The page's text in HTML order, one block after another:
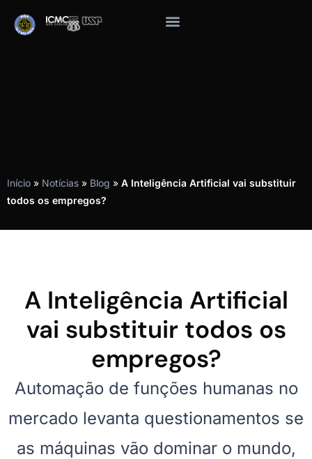
Início » Notícias » Blog » A Inteligência Artificial vai substituir
todos os empregos?
A Inteligência Artificial
vai substituir todos os
empregos?
Automação de funções humanas no
mercado levanta questionamentos se
as máquinas vão dominar o mundo,